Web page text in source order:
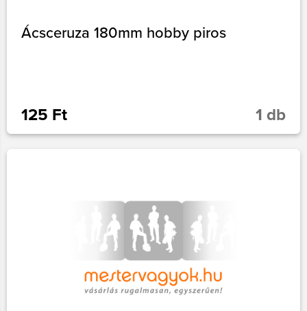
Ácsceruza 180mm hobby piros
125 Ft 1 db